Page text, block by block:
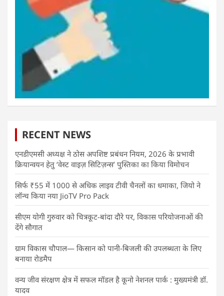
RECENT NEWS
एनडीएमसी अध्यक्ष ने ठोस अपशिष्ट प्रबंधन नियम, 2026 के प्रभावी
क्रियान्वयन हेतु ‘वेस्ट वाइज़ सिटिज़न्स’ पुस्तिका का किया विमोचन
सिर्फ ₹55 में 1000 से अधिक लाइव टीवी चैनलों का धमाका, जियो ने
लॉन्च किया नया JioTV Pro Pack
सीएम योगी गुरुवार को चित्रकूट-बांदा दौरे पर, विकास परियोजनाओं की
देंगे सौगात
ग्राम विकास चौपाल— किसान को पानी-बिजली की उपलब्धता के लिए
बनाया रोडमैप
वन्य जीव संरक्षण क्षेत्र में सफल मॉडल है कूनो नेशनल पार्क : मुख्यमंत्री डॉ.
यादव